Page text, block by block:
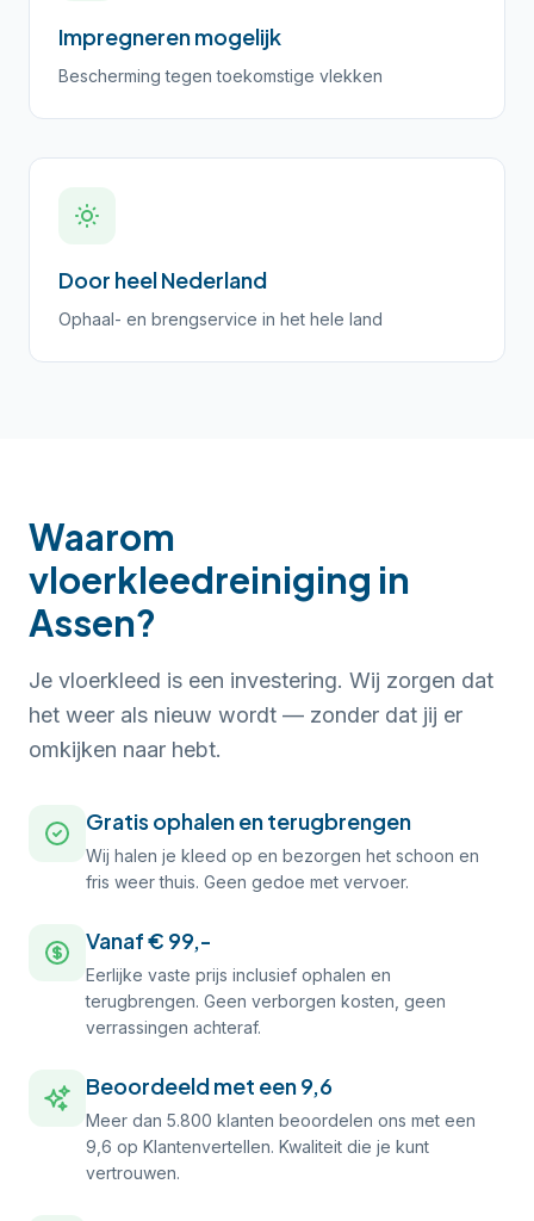
Impregneren mogelijk
Bescherming tegen toekomstige vlekken
Door heel Nederland
Ophaal- en brengservice in het hele land
Waarom
vloerkleedreiniging in
Assen?
Je vloerkleed is een investering. Wij zorgen dat
het weer als nieuw wordt — zonder dat jij er
omkijken naar hebt.
Gratis ophalen en terugbrengen
Wij halen je kleed op en bezorgen het schoon en
fris weer thuis. Geen gedoe met vervoer.
Vanaf € 99,-
Eerlijke vaste prijs inclusief ophalen en
terugbrengen. Geen verborgen kosten, geen
verrassingen achteraf.
Beoordeeld met een 9,6
Meer dan 5.800 klanten beoordelen ons met een
9,6 op Klantenvertellen. Kwaliteit die je kunt
vertrouwen.